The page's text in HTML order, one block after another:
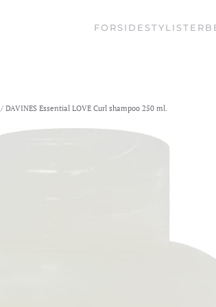
FORSIDE STYLISTER
/ DAVINES Essential LOVE Curl shampoo 250 ml.